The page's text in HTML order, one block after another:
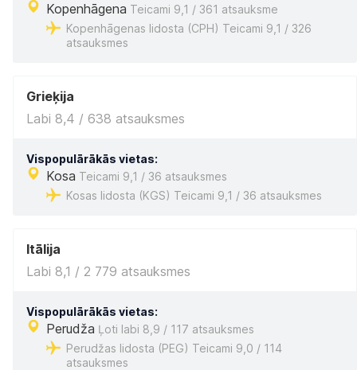
Kopenhāgena Teicami 9,1 / 361 atsauksme
Kopenhāgenas lidosta (CPH) Teicami 9,1 / 326
atsauksmes
Grieķija
Labi 8,4 / 638 atsauksmes
Vispopulārākās vietas:
Kosa Teicami 9,1 / 36 atsauksmes
Kosas lidosta (KGS) Teicami 9,1 / 36 atsauksmes
Itālija
Labi 8,1 / 2 779 atsauksmes
Vispopulārākās vietas:
Perudža Ļoti labi 8,9 / 117 atsauksmes
Perudžas lidosta (PEG) Teicami 9,0 / 114
atsauksmes